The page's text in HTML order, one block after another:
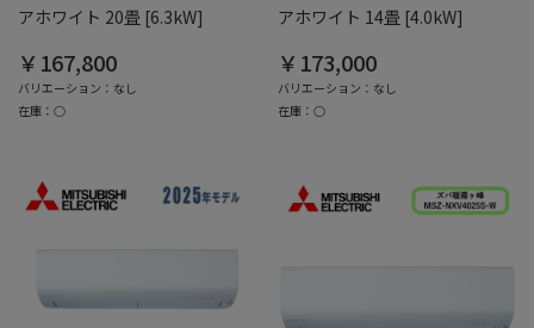
アホワイト 20畳 [6.3kW]
￥167,800
バリエーション：なし
在庫：○
アホワイト 14畳 [4.0kW]
￥173,000
バリエーション：なし
在庫：○